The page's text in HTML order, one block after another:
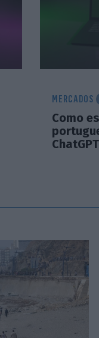
MERCADOS
Como